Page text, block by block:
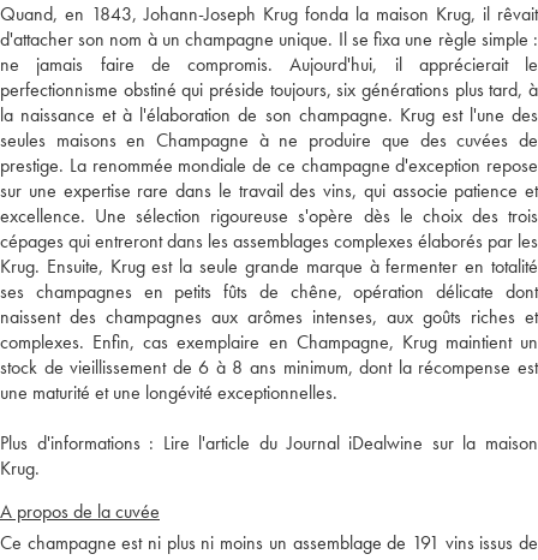
Quand, en 1843, Johann-Joseph Krug fonda la maison Krug, il rêvait
d'attacher son nom à un champagne unique. Il se fixa une règle simple :
ne jamais faire de compromis. Aujourd'hui, il apprécierait le
perfectionnisme obstiné qui préside toujours, six générations plus tard, à
la naissance et à l'élaboration de son champagne. Krug est l'une des
seules maisons en Champagne à ne produire que des cuvées de
prestige. La renommée mondiale de ce champagne d'exception repose
sur une expertise rare dans le travail des vins, qui associe patience et
excellence. Une sélection rigoureuse s'opère dès le choix des trois
cépages qui entreront dans les assemblages complexes élaborés par les
Krug. Ensuite, Krug est la seule grande marque à fermenter en totalité
ses champagnes en petits fûts de chêne, opération délicate dont
naissent des champagnes aux arômes intenses, aux goûts riches et
complexes. Enfin, cas exemplaire en Champagne, Krug maintient un
stock de vieillissement de 6 à 8 ans minimum, dont la récompense est
une maturité et une longévité exceptionnelles.
Plus d'informations : Lire l'article du Journal iDealwine sur la maison
Krug.
A propos de la cuvée
Ce champagne est ni plus ni moins un assemblage de 191 vins issus de